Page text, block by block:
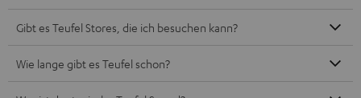
Gibt es Teufel Stores, die ich besuchen kann?
Wie lange gibt es Teufel schon?